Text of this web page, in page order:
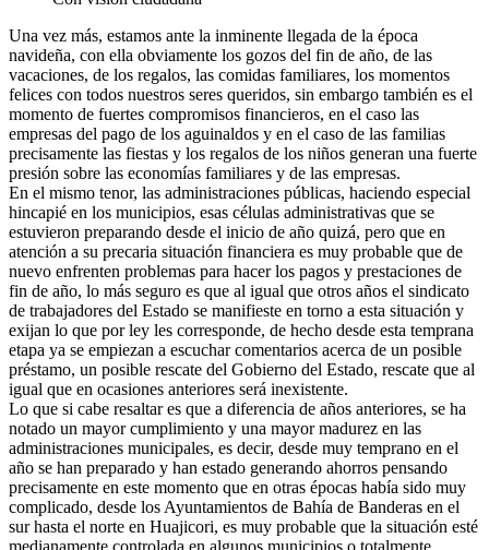
Una vez más, estamos ante la inminente llegada de la época
navideña, con ella obviamente los gozos del fin de año, de las
vacaciones, de los regalos, las comidas familiares, los momentos
felices con todos nuestros seres queridos, sin embargo también es el
momento de fuertes compromisos financieros, en el caso las
empresas del pago de los aguinaldos y en el caso de las familias
precisamente las fiestas y los regalos de los niños generan una fuerte
presión sobre las economías familiares y de las empresas.
En el mismo tenor, las administraciones públicas, haciendo especial
hincapié en los municipios, esas células administrativas que se
estuvieron preparando desde el inicio de año quizá, pero que en
atención a su precaria situación financiera es muy probable que de
nuevo enfrenten problemas para hacer los pagos y prestaciones de
fin de año, lo más seguro es que al igual que otros años el sindicato
de trabajadores del Estado se manifieste en torno a esta situación y
exijan lo que por ley les corresponde, de hecho desde esta temprana
etapa ya se empiezan a escuchar comentarios acerca de un posible
préstamo, un posible rescate del Gobierno del Estado, rescate que al
igual que en ocasiones anteriores será inexistente.
Lo que si cabe resaltar es que a diferencia de años anteriores, se ha
notado un mayor cumplimiento y una mayor madurez en las
administraciones municipales, es decir, desde muy temprano en el
año se han preparado y han estado generando ahorros pensando
precisamente en este momento que en otras épocas había sido muy
complicado, desde los Ayuntamientos de Bahía de Banderas en el
sur hasta el norte en Huajicori, es muy probable que la situación esté